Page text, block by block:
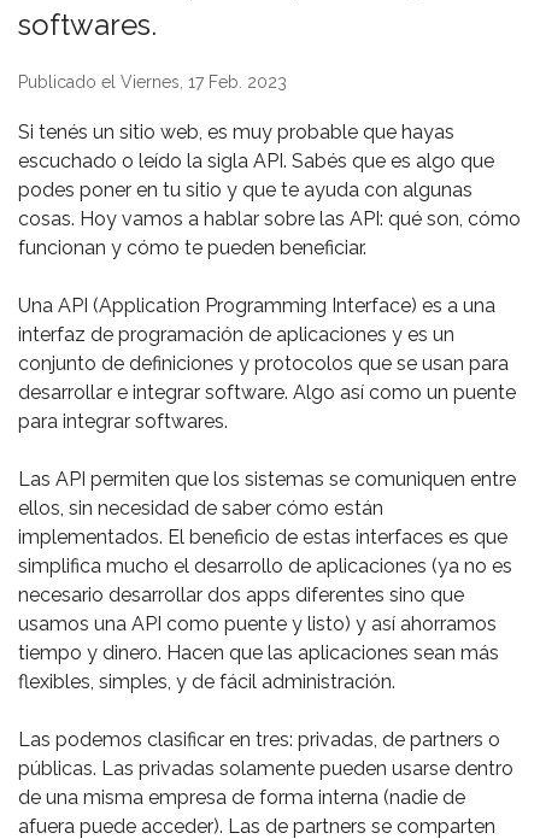
softwares. ⁣
Publicado el Viernes, 17 Feb. 2023
Si tenés un sitio web, es muy probable que hayas
escuchado o leído la sigla API. Sabés que es algo que
podes poner en tu sitio y que te ayuda con algunas
cosas. Hoy vamos a hablar sobre las API: qué son, cómo
funcionan y cómo te pueden beneficiar. ⁣
Una API (Application Programming Interface) es a una
interfaz de programación de aplicaciones y es un
conjunto de definiciones y protocolos que se usan para
desarrollar e integrar software. Algo así como un puente
para integrar softwares. ⁣
Las API permiten que los sistemas se comuniquen entre
ellos, sin necesidad de saber cómo están
implementados. El beneficio de estas interfaces es que
simplifica mucho el desarrollo de aplicaciones (ya no es
necesario desarrollar dos apps diferentes sino que
usamos una API como puente y listo) y así ahorramos
tiempo y dinero. Hacen que las aplicaciones sean más
flexibles, simples, y de fácil administración. ⁣
Las podemos clasificar en tres: privadas, de partners o
públicas. Las privadas solamente pueden usarse dentro
de una misma empresa de forma interna (nadie de
afuera puede acceder). Las de partners se comparten